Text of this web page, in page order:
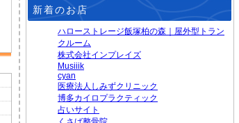
新着のお店
ハローストレージ飯塚柏の森｜屋外型トラン
クルーム
株式会社インプレイズ
Musiiik
cyan
医療法人しみずクリニック
博多カイロプラクティック
占いサイト